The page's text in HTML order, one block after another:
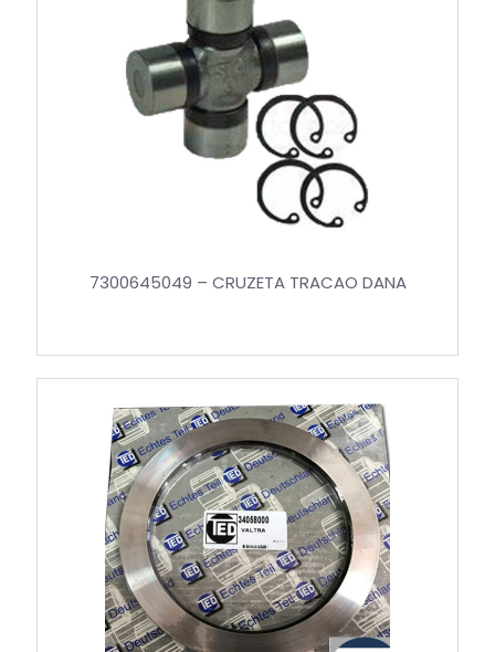
7300645049 – CRUZETA TRACAO DANA